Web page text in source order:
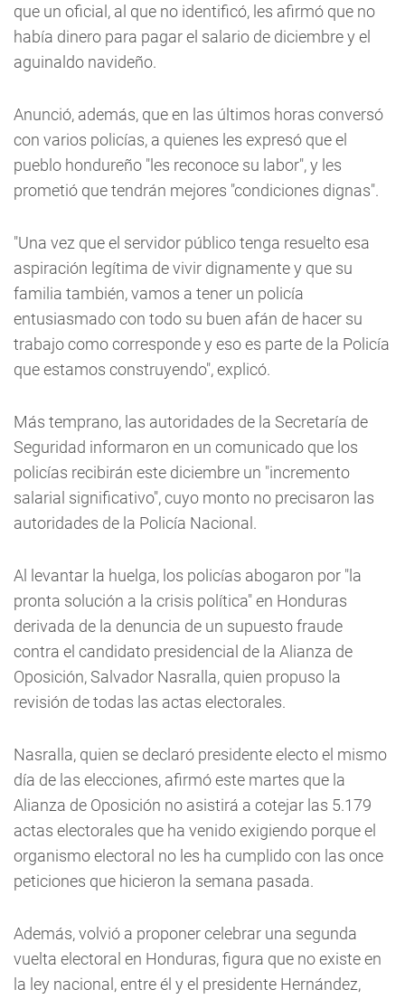
que un oficial, al que no identificó, les afirmó que no
había dinero para pagar el salario de diciembre y el
aguinaldo navideño.
Anunció, además, que en las últimos horas conversó
con varios policías, a quienes les expresó que el
pueblo hondureño "les reconoce su labor", y les
prometió que tendrán mejores "condiciones dignas".
"Una vez que el servidor público tenga resuelto esa
aspiración legítima de vivir dignamente y que su
familia también, vamos a tener un policía
entusiasmado con todo su buen afán de hacer su
trabajo como corresponde y eso es parte de la Policía
que estamos construyendo", explicó.
Más temprano, las autoridades de la Secretaría de
Seguridad informaron en un comunicado que los
policías recibirán este diciembre un "incremento
salarial significativo", cuyo monto no precisaron las
autoridades de la Policía Nacional.
Al levantar la huelga, los policías abogaron por "la
pronta solución a la crisis política" en Honduras
derivada de la denuncia de un supuesto fraude
contra el candidato presidencial de la Alianza de
Oposición, Salvador Nasralla, quien propuso la
revisión de todas las actas electorales.
Nasralla, quien se declaró presidente electo el mismo
día de las elecciones, afirmó este martes que la
Alianza de Oposición no asistirá a cotejar las 5.179
actas electorales que ha venido exigiendo porque el
organismo electoral no les ha cumplido con las once
peticiones que hicieron la semana pasada.
Además, volvió a proponer celebrar una segunda
vuelta electoral en Honduras, figura que no existe en
la ley nacional, entre él y el presidente Hernández,